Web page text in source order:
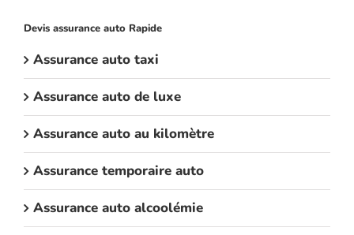
Devis assurance auto Rapide
Assurance auto taxi
Assurance auto de luxe
Assurance auto au kilomètre
Assurance temporaire auto
Assurance auto alcoolémie